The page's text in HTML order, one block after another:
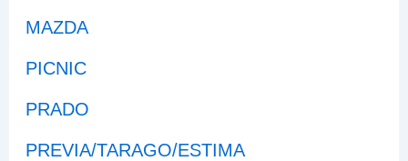
MAZDA
PICNIC
PRADO
PREVIA/TARAGO/ESTIMA